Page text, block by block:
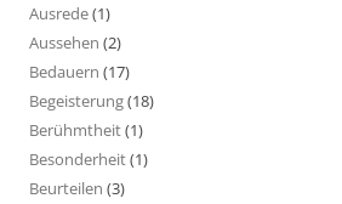
Ausrede(1)
Aussehen (2)
Bedauern (17)
Begeisterung(18)
Berühmtheit(1)
Besonderheit(1)
Beurteilen (3)